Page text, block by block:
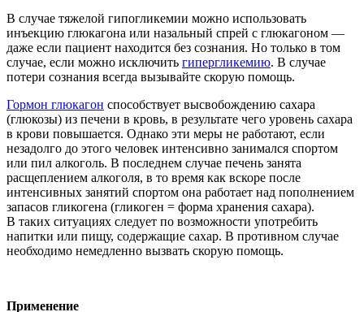
В случае тяжелой гипогликемии можно использовать
инъекцию глюкагона или назальный спрей с глюкагоном —
даже если пациент находится без сознания. Но только в том
случае, если можно исключить гипергликемию. В случае
потери сознания всегда вызывайте скорую помощь.
Гормон глюкагон способствует высвобождению сахара
(глюкозы) из печени в кровь, в результате чего уровень сахара
в крови повышается. Однако эти меры не работают, если
незадолго до этого человек интенсивно занимался спортом
или пил алкоголь. В последнем случае печень занята
расщеплением алкоголя, в то время как вскоре после
интенсивных занятий спортом она работает над пополнением
запасов гликогена (гликоген = форма хранения сахара).
В таких ситуациях следует по возможности употребить
напитки или пищу, содержащие сахар. В противном случае
необходимо немедленно вызвать скорую помощь.
Применение